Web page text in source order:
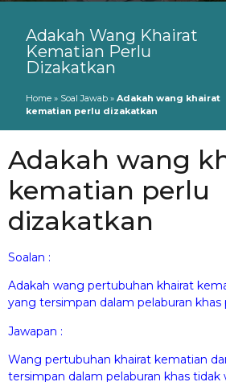
Adakah Wang Khairat
Kematian Perlu
Dizakatkan
Home » Soal Jawab » Adakah wang khairat
kematian perlu dizakatkan
Adakah wang
kematian perlu
dizakatkan
Soalan :
Adakah wang pertubuhan khairat
yang tersimpan dalam pelaburan khas
Jawapan :
Wang pertubuhan khairat kematian
tersimpan dalam pelaburan khas tidak